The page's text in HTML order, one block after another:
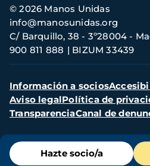
Menú
de
Hazte socio/a
Información
de
contacto
© 2026 Manos Unidas
C/ Barquillo, 38 - 3º28004 -
900 811 888
BIZUM 33439
info@manosunidas.org
Menú
secundario
Información a socios
Aviso legalPolítica de
TransparenciaCanal de